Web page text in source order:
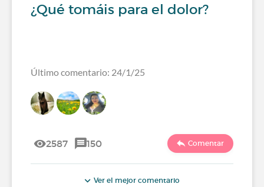
¿Qué tomáis para el dolor?
Último comentario: 24/1/25
2587 150 Comentar
Ver el mejor comentario